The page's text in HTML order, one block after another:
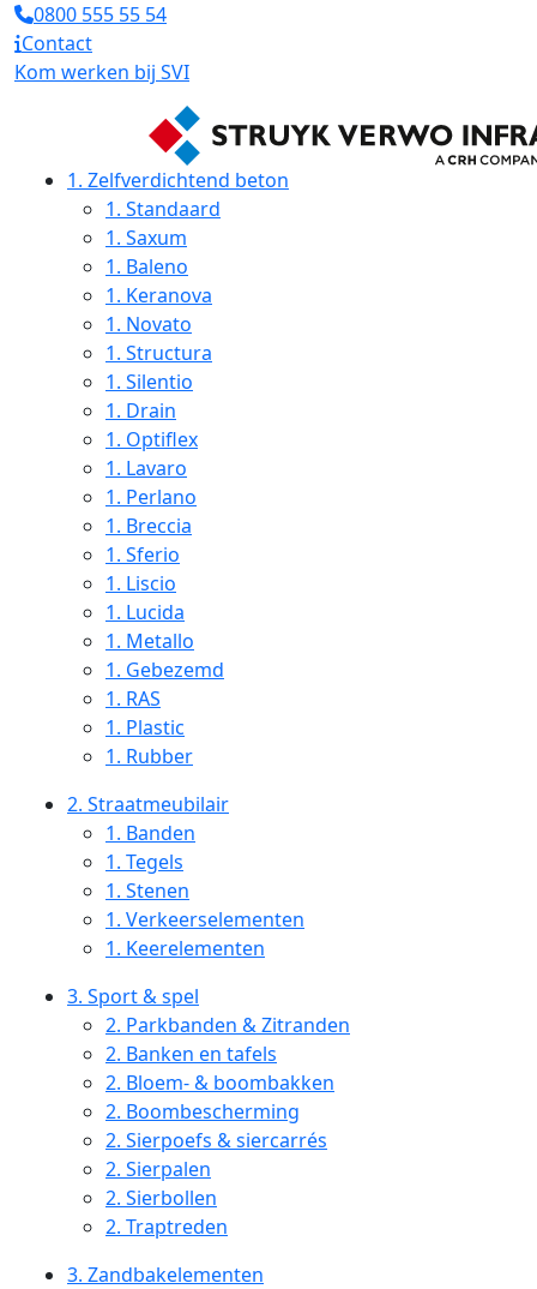
0800 555 55 54
Contact
Kom werken bij SVI
1. Zelfverdichtend beton
1. Standaard
1. Saxum
1. Baleno
1. Keranova
1. Novato
1. Structura
1. Silentio
1. Drain
1. Optiflex
1. Lavaro
1. Perlano
1. Breccia
1. Sferio
1. Liscio
1. Lucida
1. Metallo
1. Gebezemd
1. RAS
1. Plastic
1. Rubber
2. Straatmeubilair
1. Banden
1. Tegels
1. Stenen
1. Verkeerselementen
1. Keerelementen
3. Sport & spel
2. Parkbanden & Zitranden
2. Banken en tafels
2. Bloem- & boombakken
2. Boombescherming
2. Sierpoefs & siercarrés
2. Sierpalen
2. Sierbollen
2. Traptreden
3. Zandbakelementen